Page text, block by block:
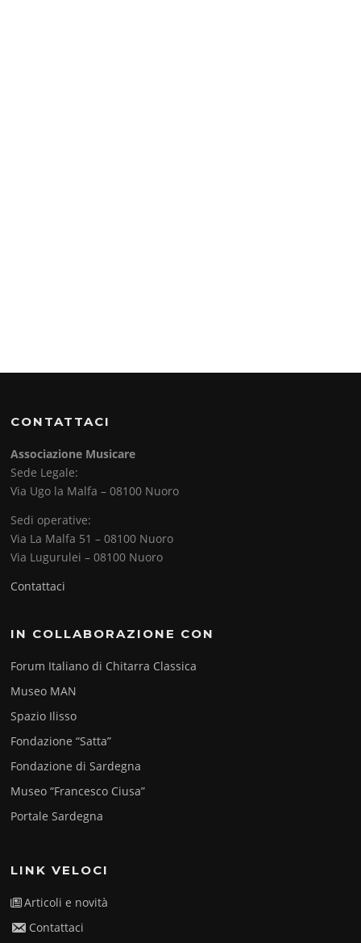
CONTATTACI
Associazione Musicare
Sede Legale:
Via Ugo la Malfa – 08100 Nuoro
Sedi operative:
Via La Malfa 51 – 08100 Nuoro
Via Lugurulei – 08100 Nuoro
Contattaci
IN COLLABORAZIONE CON
Forum Italiano di Chitarra Classica
Museo MAN
Spazio Ilisso
Fondazione “Satta”
Fondazione di Sardegna
Museo “Francesco Ciusa”
Portale Sardegna
LINK VELOCI
Articoli e novità
Contattaci